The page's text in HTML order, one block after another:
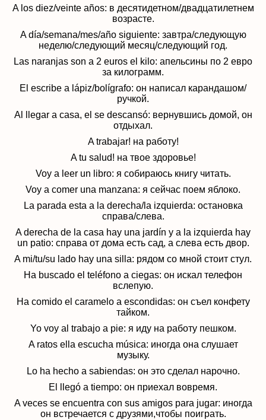
A los diez/veinte años: в десятидетном/двадцатилетнем
возрасте.
A día/semana/mes/año siguiente: завтра/следующую
неделю/следующий месяц/следующий год.
Las naranjas son a 2 euros el kilo: апельсины по 2 евро
за килограмм.
El escribe a l ápiz/bol ígrafo: он написал карандашом/
ручкой.
Al llegar a casa, el se descansó: вернувшись домой, он
отдыхал.
A trabajar! на работу!
A tu salud! на твое здоровье!
Voy a leer un libro: я собираюсь книгу читать.
Voy a comer una manzana: я сейчас поем яблоко.
La parada esta a la derecha/la izquierda: остановка
справа/слева.
A derecha de la casa hay una jardín y a la izquierda hay
un patio: справа от дома есть сад, а слева есть двор.
A mi/tu/su lado hay una silla: рядом со мной стоит стул.
Ha buscado el tel éfono a ciegas: он искал телефон
вслепую.
Ha comido el caramelo a escondidas: он съел конфету
тайком.
Yo voy al trabajo a pie: я иду на работу пешком.
A ratos ella escucha música: иногда она слушает
музыку.
Lo ha hecho a sabiendas: он это сделал нарочно.
El llegó a tiempo: он приехал вовремя.
A veces se encuentra con sus amigos para jugar: иногда
он встречается с друзями,чтобы поиграть.